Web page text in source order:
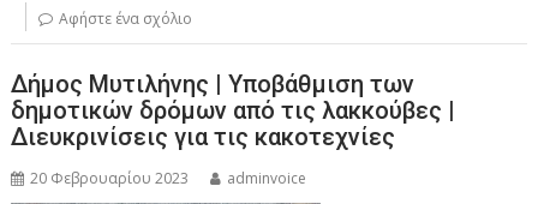
Αφήστε ένα σχόλιο
Δήμος Μυτιλήνης | Υποβάθμιση των
δημοτικών δρόμων από τις λακκούβες |
Διευκρινίσεις για τις κακοτεχνίες
20 Φεβρουαρίου 2023 adminvoice